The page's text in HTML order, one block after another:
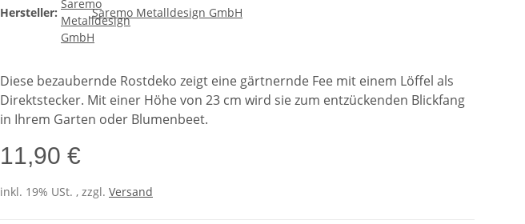
Hersteller: Saremo Metalldesign GmbH
Diese bezaubernde Rostdeko zeigt eine gärtnernde Fee mit einem Löffel als
Direktstecker. Mit einer Höhe von 23 cm wird sie zum entzückenden Blickfang
in Ihrem Garten oder Blumenbeet.
11,90 €
inkl. 19% USt. , zzgl. Versand